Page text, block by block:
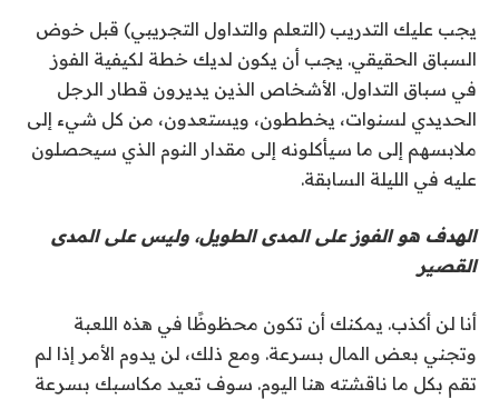
يجب عليك التدريب (التعلم والتداول التجريبي) قبل خوض
السباق الحقيقي. يجب أن يكون لديك خطة لكيفية الفوز
في سباق التداول. الأشخاص الذين يديرون قطار الرجل
الحديدي لسنوات، يخططون، ويستعدون، من كل شيء إلى
ملابسهم إلى ما سيأكلونه إلى مقدار النوم الذي سيحصلون
عليه في الليلة السابقة.
الهدف هو الفوز على المدى الطويل، وليس على المدى
القصير
أنا لن أكذب. يمكنك أن تكون محظوظًا في هذه اللعبة
وتجني بعض المال بسرعة. ومع ذلك، لن يدوم الأمر إذا لم
تقم بكل ما ناقشته هنا اليوم. سوف تعيد مكاسبك بسرعة